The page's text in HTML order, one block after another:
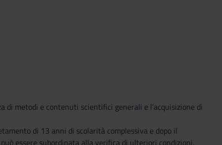
di metodi e contenuti scientifici generali e l’acquisizione di
di 13 anni di scolarità complessiva e dopo il